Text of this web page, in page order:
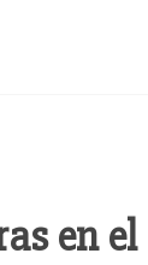
en el